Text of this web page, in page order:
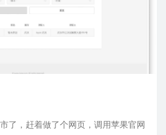
了，赶着做了个网页，调用苹果官网